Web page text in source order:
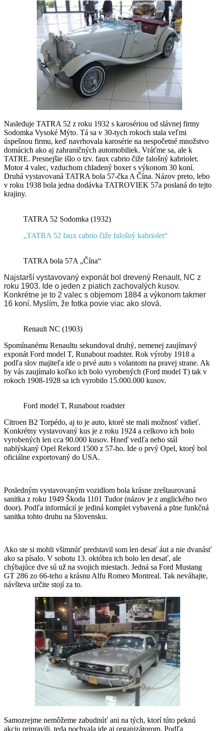
Nasleduje TATRA 52 z roku 1932 s karosériou od slávnej firmy
Sodomka Vysoké Mýto. Tá sa v 30-tych rokoch stala veľmi
úspešnou firmu, keď navrhovala karosérie na nespočetné množstvo
domácich ako aj zahraničných automobiliek. Vráťme sa, ale k
TATRE. Presnejšie išlo o tzv. faux cabrio čiže falošný kabriolet.
Motor 4 valec, vzduchom chladený boxer s výkonom 30 koní.
Druhá vystavovaná TATRA bola 57-čka A Čína. Názov preto, lebo
v roku 1938 bola jedna dodávka TATROVIEK 57a poslaná do tejto
krajiny.
TATRA 52 Sodomka (1932)
„TATRA 52 faux cabrio čiže falošný kabriolet“
TATRA bola 57A „Čína“
Najstarší vystavovaný exponát bol drevený Renault, NC z
roku 1903. Ide o jeden z piatich zachovalých kusov.
Konkrétne je to 2 valec s objemom 1884 a výkonom takmer
16 koní. Myslím, že fotka povie viac ako slová.
Renault NC (1903)
Spomínanému Renaultu sekundoval druhý, nemenej zaujímavý
exponát Ford model T, Runabout roadster. Rok výroby 1918 a
podľa slov majiteľa ide o prvé auto s volantom na pravej strane. Ak
by vás zaujímalo koľko ich bolo vyrobených (Ford model T) tak v
rokoch 1908-1928 sa ich vyrobilo 15.000.000 kusov.
Ford model T, Runabout roadster
Citroen B2 Torpédo, aj to je auto, ktoré ste mali možnosť vidieť.
Konkrétny vystavovaný kus je z roku 1924 a celkovo ich bolo
vyrobených len cca 90.000 kusov. Hneď vedľa neho stál
nablýskaný Opel Rekord 1500 z 57-ho. Ide o prvý Opel, ktorý bol
oficiálne exportovaný do USA.
Posledným vystavovaným vozidlom bola krásne zreštaurovaná
sanitka z roku 1949 Škoda 1101 Tudor (názov je z anglického two
door). Podľa informácií je jediná komplet vybavená a plne funkčná
sanitka tohto druhu na Slovensku.
Ako ste si mohli všimnúť predstavil som len desať áut a nie dvanásť
ako sa písalo. V sobotu 13. októbra ich bolo len desať, ale
chýbajúce dve sú už na svojich miestach. Jedná sa Ford Mustang
GT 286 zo 66-teho a krásnu Alfu Romeo Montreal. Tak neváhajte,
návšteva určite stojí za to.
Samozrejme nemôžeme zabudnúť ani na tých, ktorí túto peknú
akciu pripravili, teda pochvala ide aj organizátorom. Podľa